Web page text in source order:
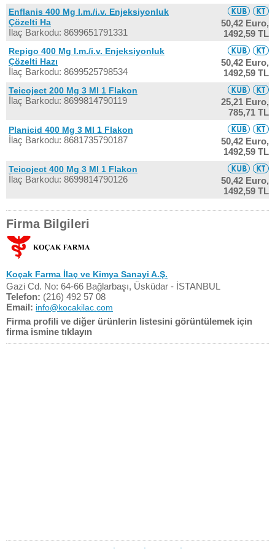
Enflanis 400 Mg I.m./i.v. Enjeksiyonluk
Çözelti Ha
İlaç Barkodu: 8699651791331
50,42 Euro,
1492,59 TL
Repigo 400 Mg I.m./i.v. Enjeksiyonluk
Çözelti Hazı
İlaç Barkodu: 8699525798534
50,42 Euro,
1492,59 TL
Teicoject 200 Mg 3 Ml 1 Flakon
İlaç Barkodu: 8699814790119
25,21 Euro,
785,71 TL
Planicid 400 Mg 3 Ml 1 Flakon
İlaç Barkodu: 8681735790187
50,42 Euro,
1492,59 TL
Teicoject 400 Mg 3 Ml 1 Flakon
İlaç Barkodu: 8699814790126
50,42 Euro,
1492,59 TL
Firma Bilgileri
Koçak Farma İlaç ve Kimya Sanayi A.Ş.
Gazi Cd. No: 64-66 Bağlarbaşı, Üsküdar - İSTANBUL
Telefon: (216) 492 57 08
Email: info@kocakilac.com
Firma profili ve diğer ürünlerin listesini görüntülemek için
firma ismine tıklayın